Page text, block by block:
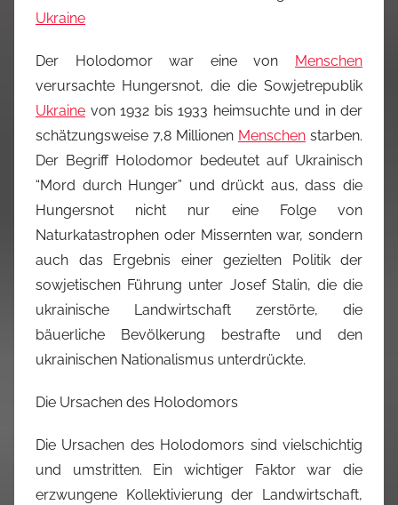
Ukraine
Der Holodomor war eine von
Menschen
verursachte Hungersnot, die die Sowjetrepublik
Ukraine von 1932 bis 1933 heimsuchte und in der
schätzungsweise 7,8 Millionen Menschen starben.
Der Begriff Holodomor bedeutet auf Ukrainisch
“Mord durch Hunger” und drückt aus, dass die
Hungersnot nicht nur eine Folge von
Naturkatastrophen oder Missernten war, sondern
auch das Ergebnis einer gezielten Politik der
sowjetischen Führung unter Josef Stalin, die die
ukrainische Landwirtschaft zerstörte, die
bäuerliche Bevölkerung bestrafte und den
ukrainischen Nationalismus unterdrückte.
Die Ursachen des Holodomors
Die Ursachen des Holodomors sind vielschichtig
und umstritten. Ein wichtiger Faktor war die
erzwungene Kollektivierung der Landwirtschaft,